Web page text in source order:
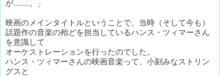
が……。」
映画のメインタイトルということで、当時（そして今も）
話題作の音楽の殆どを担当しているハンス・ツィマーさん
を意識して
オーケストレーションを行ったのでした。
ハンス・ツィマーさんの映画音楽って、小刻みなストリン
グスと